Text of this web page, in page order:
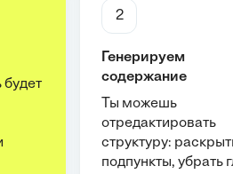
будет
2
Генерируем
содержание
Ты можешь
отредактировать
структуру:
подпункты, убрать